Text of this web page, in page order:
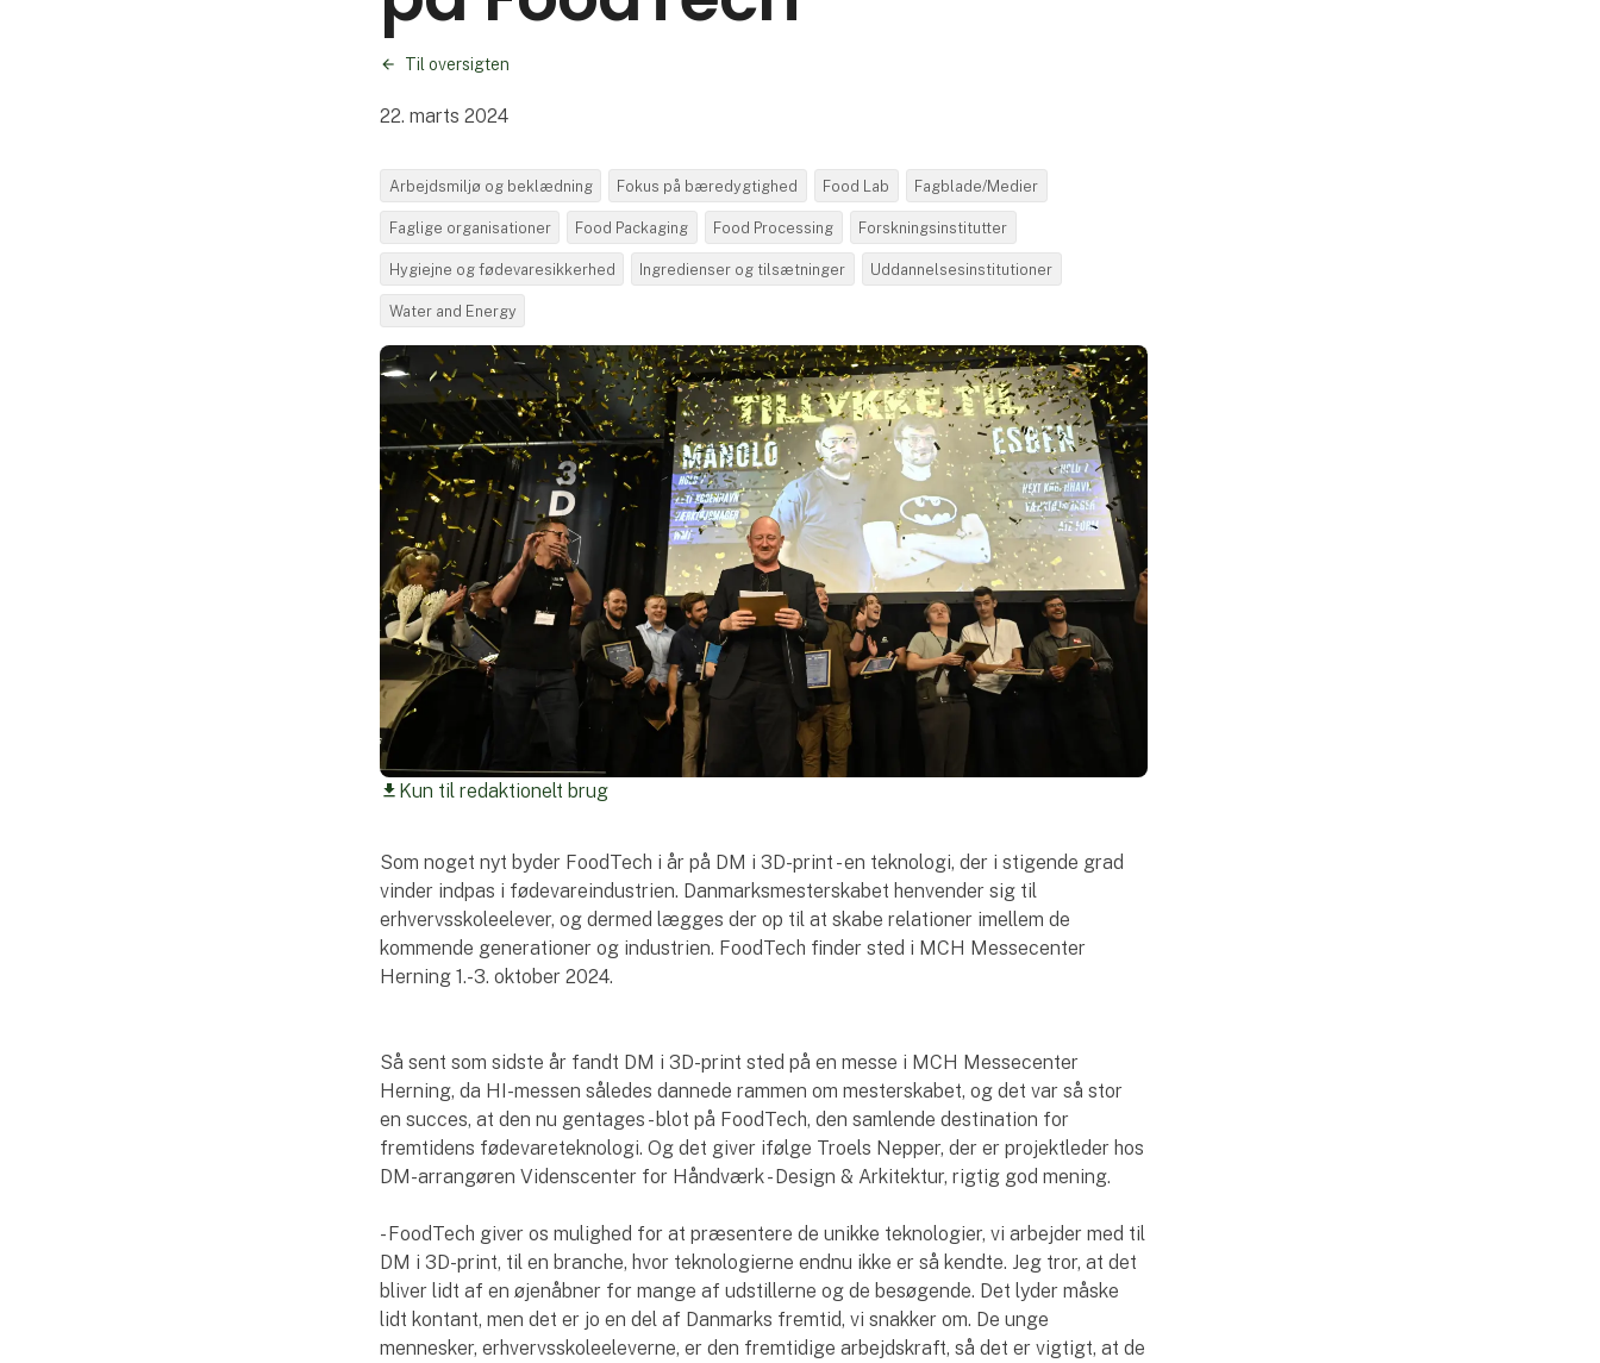
Til oversigten
22. marts 2024
Arbejdsmiljø og beklædning Fokus på bæredygtighed Food Lab Fagblade/Medier
Faglige organisationer Food Packaging Food Processing Forskningsinstitutter
Hygiejne og fødevaresikkerhed Ingredienser og tilsætninger Uddannelsesinstitutioner
Water and Energy
download Kun til redaktionelt brug
Som noget nyt byder FoodTech i år på DM i 3D-print - en teknologi, der i stigende grad
vinder indpas i fødevareindustrien. Danmarksmesterskabet henvender sig til
erhvervsskoleelever, og dermed lægges der op til at skabe relationer imellem de
kommende generationer og industrien. FoodTech finder sted i MCH Messecenter
Herning 1.-3. oktober 2024.
Så sent som sidste år fandt DM i 3D-print sted på en messe i MCH Messecenter
Herning, da HI-messen således dannede rammen om mesterskabet, og det var så stor
en succes, at den nu gentages - blot på FoodTech, den samlende destination for
fremtidens fødevareteknologi. Og det giver ifølge Troels Nepper, der er projektleder hos
DM-arrangøren Videnscenter for Håndværk - Design & Arkitektur, rigtig god mening.
- FoodTech giver os mulighed for at præsentere de unikke teknologier, vi arbejder med til
DM i 3D-print, til en branche, hvor teknologierne endnu ikke er så kendte. Jeg tror, at det
bliver lidt af en øjenåbner for mange af udstillerne og de besøgende. Det lyder måske
lidt kontant, men det er jo en del af Danmarks fremtid, vi snakker om. De unge
mennesker, erhvervsskoleeleverne, er den fremtidige arbejdskraft, så det er vigtigt, at de